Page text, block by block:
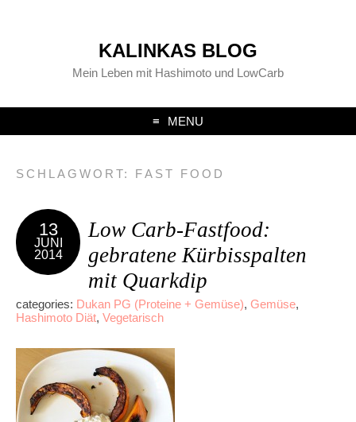
KALINKAS BLOG
Mein Leben mit Hashimoto und LowCarb
MENU
SCHLAGWORT: FAST FOOD
13
JUNI
2014
Low Carb-Fastfood:
gebratene Kürbisspalten
mit Quarkdip
categories: Dukan PG (Proteine + Gemüse), Gemüse,
Hashimoto Diät, Vegetarisch